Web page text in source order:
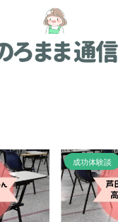
成功体験談